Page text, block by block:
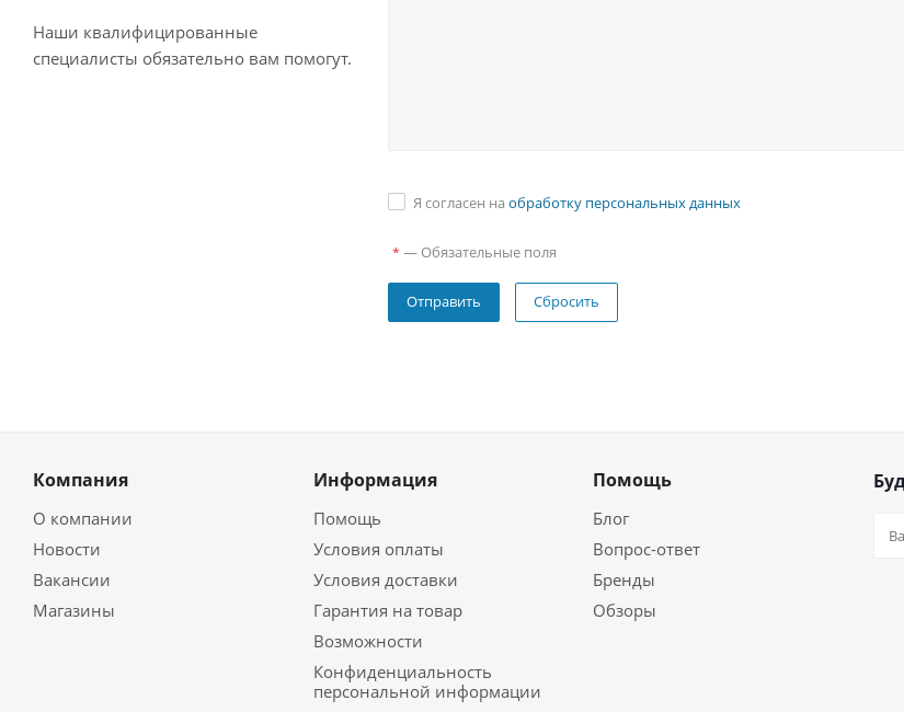
Наши квалифицированные
специалисты обязательно вам помогут.
Я согласен на обработку персональных данных
* — Обязательные поля
Сбросить
Компания
О компании
Новости
Вакансии
Магазины
Информация
Помощь
Условия оплаты
Условия доставки
Гарантия на товар
Возможности
Конфиденциальность
персональной информации
Помощь
Блог
Вопрос-ответ
Бренды
Обзоры